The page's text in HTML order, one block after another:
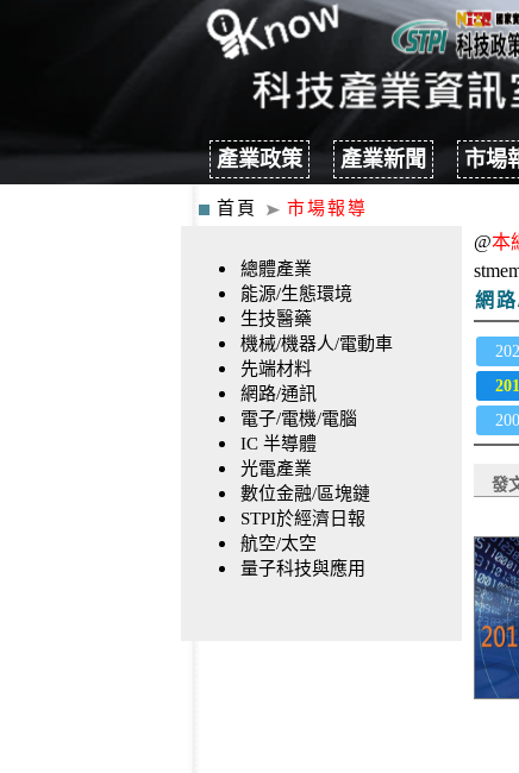
產業政策 產業新聞 市場
首頁 市場報導
總體產業
能源/生態環境
生技醫藥
機械/機器人/電動車
先端材料
網路/通訊
電子/電機/電腦
IC 半導體
光電產業
數位金融/區塊鏈
STPI於經濟日報
航空/太空
量子科技與應用
@本
網
發